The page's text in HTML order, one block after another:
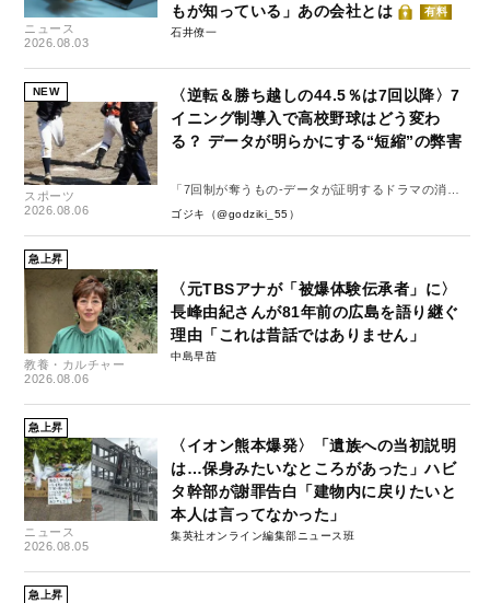
ニュース
2026.08.03
もが知っている」あの会社とは
有料
石井僚一
NEW
スポーツ
2026.08.06
〈逆転＆勝ち越しの44.5％は7回以降〉7
イニング制導入で高校野球はどう変わ
る？ データが明らかにする“短縮”の弊害
「7回制が奪うもの-データが証明するドラマの消
失-」
ゴジキ（@godziki_55）
急上昇
教養・カルチャー
2026.08.06
〈元TBSアナが「被爆体験伝承者」に〉
長峰由紀さんが81年前の広島を語り継ぐ
理由「これは昔話ではありません」
中島早苗
急上昇
ニュース
2026.08.05
〈イオン熊本爆発〉「遺族への当初説明
は…保身みたいなところがあった」ハビ
タ幹部が謝罪告白「建物内に戻りたいと
本人は言ってなかった」
集英社オンライン編集部ニュース班
急上昇